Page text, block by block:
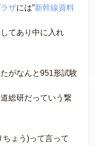
ザには”新幹線資料
てあり中に入れ
がなんと951形試験
総研だっていう繋
ちょう)って言って